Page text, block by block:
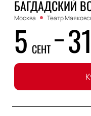
БАГДАДСКИЙ
Москва Театр
5 СЕНТ 31